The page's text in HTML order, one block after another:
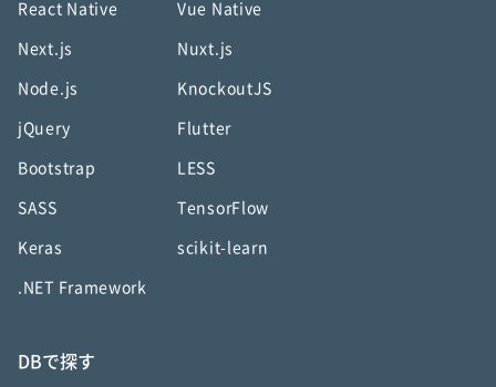
React Native Vue Native
Next.js Nuxt.js
Node.js KnockoutJS
jQuery Flutter
Bootstrap LESS
SASS TensorFlow
Keras scikit-learn
.NET Framework
DBで探す